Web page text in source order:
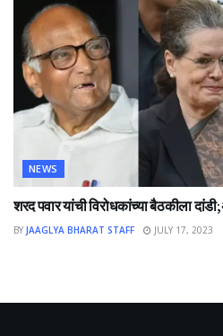
NEWS
शरद पवार यांची विरोधकांच्या बैठकीला
BY JAAGLYA BHARAT STAFF JULY 17, 2023